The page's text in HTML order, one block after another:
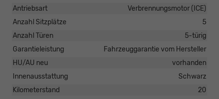
Antriebsart
Verbrennungsmotor (ICE)
Anzahl Sitzplätze
5
Anzahl Türen
5-türig
Garantieleistung
Fahrzeuggarantie vom Hersteller
HU/AU neu
vorhanden
Innenausstattung
Schwarz
Kilometerstand
20